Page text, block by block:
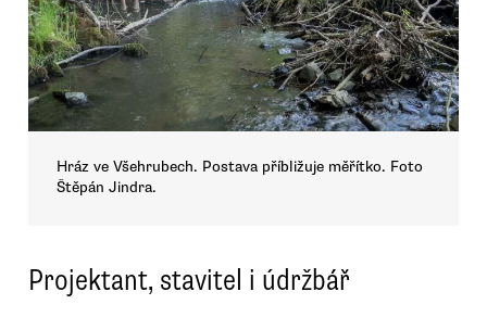
Hráz ve Všehrubech. Postava příbližuje měřítko. Foto
Štěpán Jindra.
Projektant, stavitel i údržbář